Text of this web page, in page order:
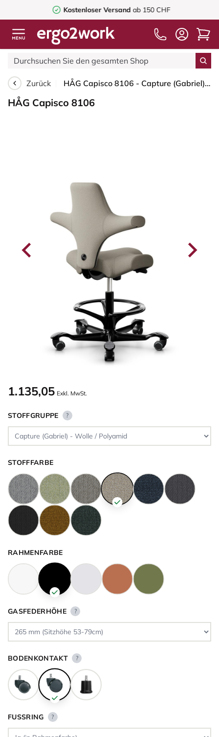
Kostenloser Versandab 150 CHF
Zurück HÅG Capisco 8106 - Capture (Gabriel) - Wolle / Polyamid - CPT5103 - Light beige - Schwarz - 265 mm (Sitzhöhe 53-79cm) - Harte Rollen für weiche Böden
HÅG Capisco 8106
1.135,05 Exkl. MwSt.
STOFFGRUPPE ?
STOFFFARBE
RAHMENFARBE
GASFEDERHÖHE ?
BODENKONTAKT ?
FUSSRING ?